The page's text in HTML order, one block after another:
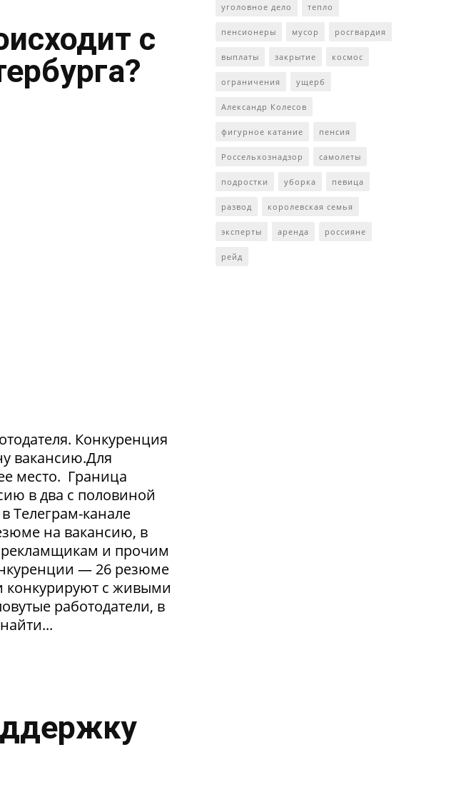
с
Конкуренция
вакансию.Для
место. Граница
в два с половиной
Телеграм-канале
на вакансию, в
рекламщикам и прочим
— 26 резюме
конкурируют с живыми
работодатели, в
уголовное дело тепло
пенсионеры мусор росгвардия
выплаты закрытие космос
ограничения ущерб
Александр Колесов
фигурное катание пенсия
Россельхознадзор самолеты
подростки уборка певица
развод королевская семья
эксперты аренда россияне
рейд